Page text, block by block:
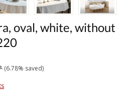
oval, white, without
(6.78% saved)